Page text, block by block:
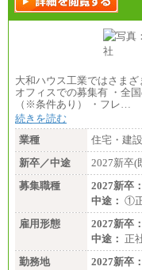
大和ハウス工業ではさま
オフィスでの募集有 ・全
（※条件あり） ・フレ…
続きを読む
業種
住宅・建
新卒／中途
2027新卒(
募集職種
2027新卒：
中途： ①
雇用形態
2027新卒：
中途： 正
勤務地
2027新卒：